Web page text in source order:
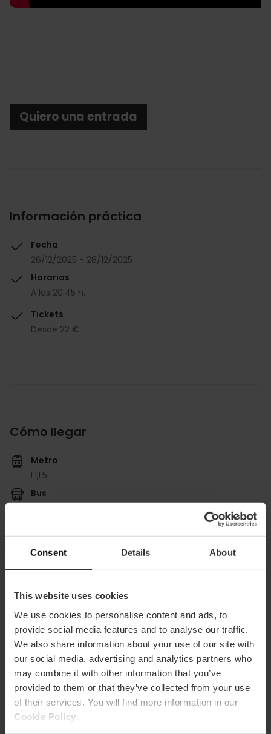
Consent Details About
This website uses cookies
We use cookies to personalise content and ads, to
provide social media features and to analyse our traffic.
We also share information about your use of our site with
our social media, advertising and analytics partners who
may combine it with other information that you’ve
provided to them or that they’ve collected from your use
of their services. You will find more information in our
Cookie Policy
Quiero una entrada
Información práctica
Fecha
26/12/2025 - 28/12/2025
Horarios
A las 20:45 h.
Tickets
Desde 22 €.
Cómo llegar
Metro
L1,L5
Bus
Bulevar Sur esquina Calle Pío IX, s/n, Jesús, 46017,